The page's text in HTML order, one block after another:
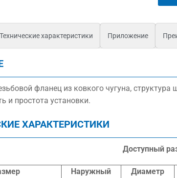
Технические характеристики Приложение
фланец из ковкого чугуна, структура
и простота установки.
ХАРАКТЕРИСТИКИ
Доступный
Наружный
Диаметр